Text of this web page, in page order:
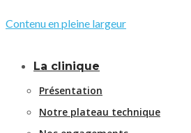
Contenu en pleine largeur
La clinique
Présentation
Notre plateau technique